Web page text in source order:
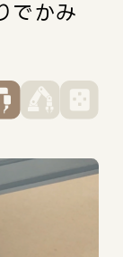
かみ